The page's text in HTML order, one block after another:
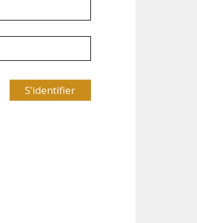
S'identifier